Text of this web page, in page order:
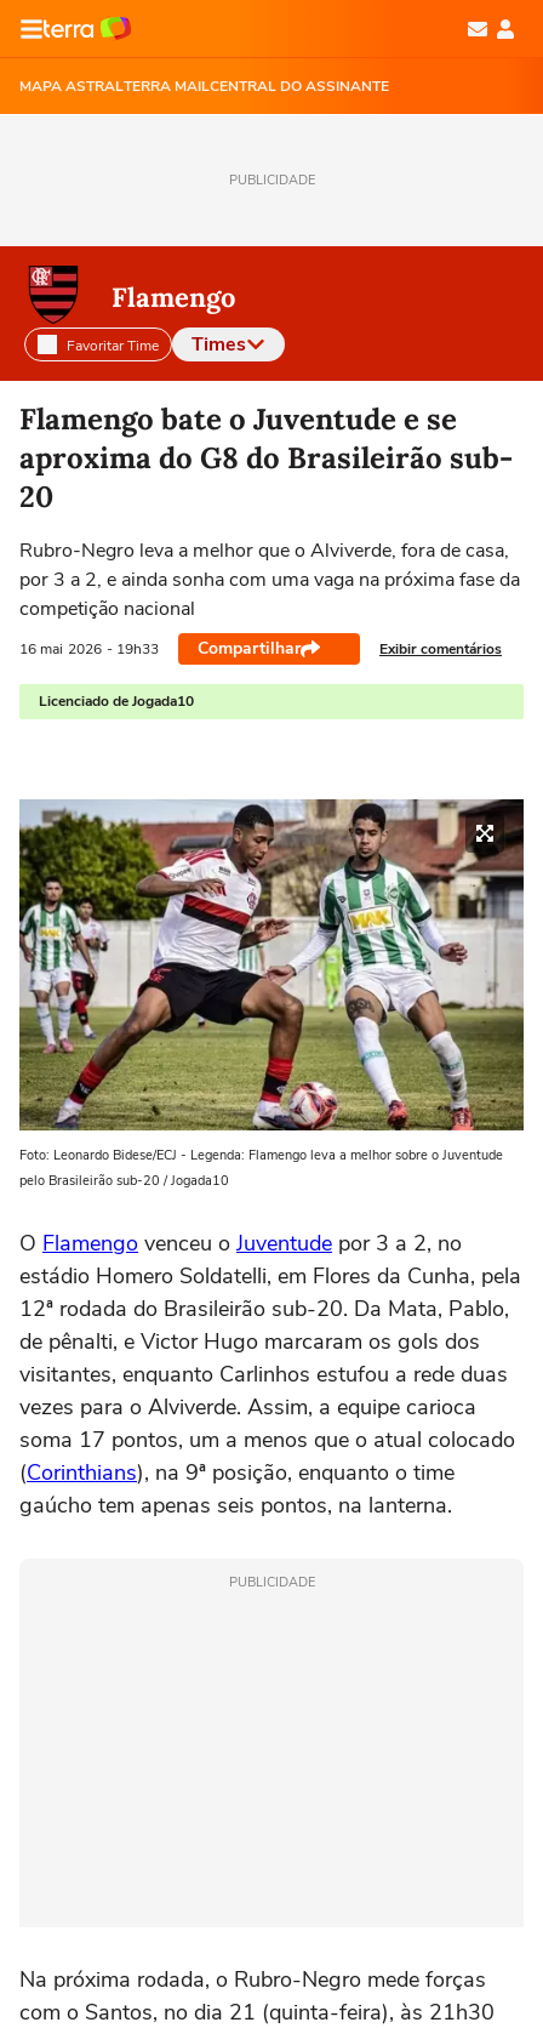
MAPA ASTRALTERRA MAILCENTRAL DO ASSINANTE
PUBLICIDADE
Flamengo
Favoritar Time Times
Selecione o time para ver as notícias
Flamengo bate o Juventude e se
aproxima do G8 do Brasileirão sub-
20
Rubro-Negro leva a melhor que o Alviverde, fora de casa,
por 3 a 2, e ainda sonha com uma vaga na próxima fase da
competição nacional
16 mai 2026 - 19h33 Compartilhar Exibir comentários
Licenciado de Jogada10
Foto: Leonardo Bidese/ECJ - Legenda: Flamengo leva a melhor sobre o Juventude
pelo Brasileirão sub-20 / Jogada10
O Flamengo venceu o Juventude por 3 a 2, no
estádio Homero Soldatelli, em Flores da Cunha, pela
12ª rodada do Brasileirão sub-20. Da Mata, Pablo,
de pênalti, e Victor Hugo marcaram os gols dos
visitantes, enquanto Carlinhos estufou a rede duas
vezes para o Alviverde. Assim, a equipe carioca
soma 17 pontos, um a menos que o atual colocado
(Corinthians), na 9ª posição, enquanto o time
gaúcho tem apenas seis pontos, na lanterna.
PUBLICIDADE
Na próxima rodada, o Rubro-Negro mede forças
com o Santos, no dia 21 (quinta-feira), às 21h30